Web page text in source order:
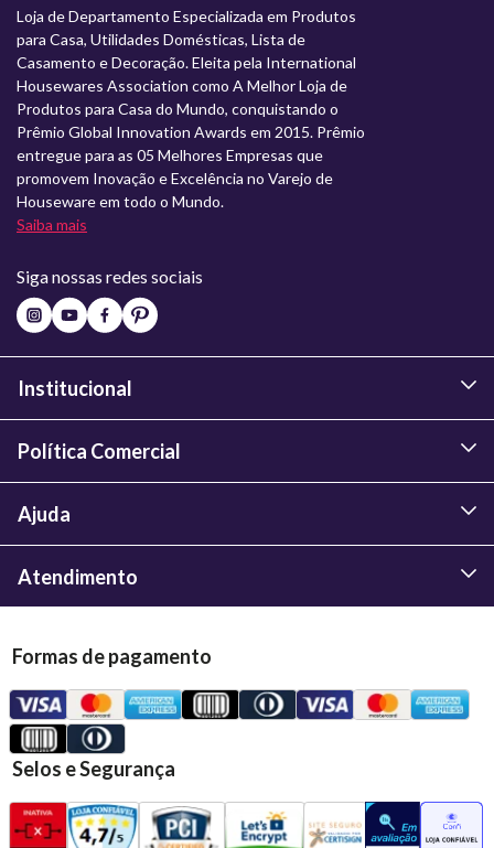
Loja de Departamento Especializada em Produtos
para Casa, Utilidades Domésticas, Lista de
Casamento e Decoração. Eleita pela International
Housewares Association como A Melhor Loja de
Produtos para Casa do Mundo, conquistando o
Prêmio Global Innovation Awards em 2015. Prêmio
entregue para as 05 Melhores Empresas que
promovem Inovação e Excelência no Varejo de
Houseware em todo o Mundo.
Saiba mais
Siga nossas redes sociais
Institucional
Política Comercial
Ajuda
Atendimento
Formas de pagamento
Selos e Segurança